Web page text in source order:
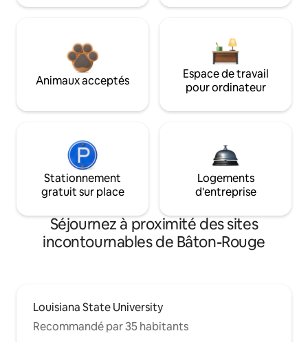
Animaux acceptés
Espace de travail
pour ordinateur
Stationnement
gratuit sur place
Logements
d'entreprise
Séjournez à proximité des sites
incontournables de Bâton-Rouge
Louisiana State University
Recommandé par 35 habitants